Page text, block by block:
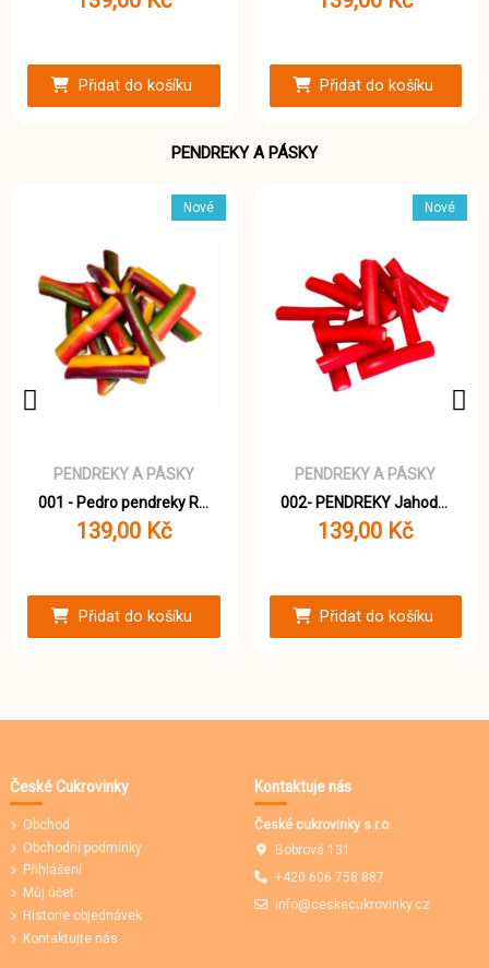
Přidat do košíku Přidat do košíku
PENDREKY A PÁSKY
Nové
PENDREKY A PÁSKY
001 - Pedro pendreky Rainbow 1000g
139,00 Kč
Přidat do košíku
Nové
PENDREKY A PÁSKY
002- PENDREKY Jahoda 1000g
139,00 Kč
Přidat do košíku
České Cukrovinky
Obchod
Obchodní podmínky
Přihlášení
Můj účet
Historie objednávek
Kontaktujte nás
Kontaktuje nás
České cukrovinky s.r.o.
Bobrová 131
+420 606 758 887
info@ceskecukrovinky.cz